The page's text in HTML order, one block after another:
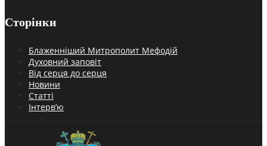
Сторінки
Блаженніший Митрополит Мефодій
Духовний заповіт
Від серця до серця
Новини
Статті
Інтерв’ю